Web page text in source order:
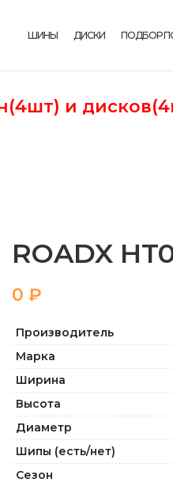
ШИНЫ ДИСКИ ПОДБОР
и
ROADX
₽
Производитель
Марка
Ширина
Высота
Диаметр
Шипы (есть/нет)
Сезон